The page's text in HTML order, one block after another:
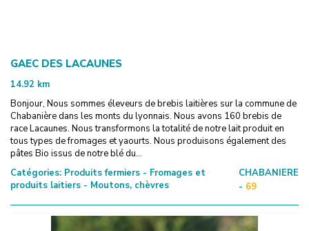
GAEC DES LACAUNES
14.92 km
Bonjour, Nous sommes éleveurs de brebis laitières sur la commune de
Chabanière dans les monts du lyonnais. Nous avons 160 brebis de
race Lacaunes. Nous transformons la totalité de notre lait produit en
tous types de fromages et yaourts. Nous produisons également des
pâtes Bio issus de notre blé du...
Catégories: Produits fermiers - Fromages et
produits laitiers - Moutons, chèvres
CHABANIERE
- 69